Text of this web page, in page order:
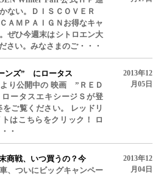
ない。ＤＩＳＣＯＶＥＲ
ＡＭＰＡＩＧＮお得なキャ
ぜひ今週末はシトロエン大
さい。みなさまのご・・・
ンズ” にロータス
り公開中の 映画 ”ＲＥＤ
ータスエキシージＳが登
ご覧ください。 レッドリ
はこちらをクリック！ ロ
・
2013年12
月05日
商戦、いつ買うの？今
、ついにビッグキャンペー
2013年12
月04日